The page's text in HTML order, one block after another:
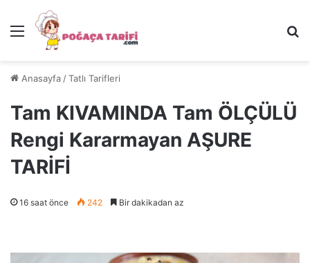
Menü
Anasayfa /Tatlı Tarifleri
Tam KIVAMINDA Tam ÖLÇÜLÜ
Rengi Kararmayan AŞURE
TARİFİ
16 saat önce 242 Bir dakikadan az